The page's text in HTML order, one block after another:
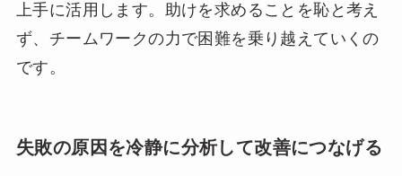
上手に活用します。助けを求めることを恥と考え
ず、チームワークの力で困難を乗り越えていくの
です。
失敗の原因を冷静に分析して改善につなげる